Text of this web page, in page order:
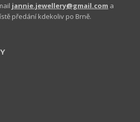
jannie.jewellery@gmail.com a
předání kdekoliv po Brně.